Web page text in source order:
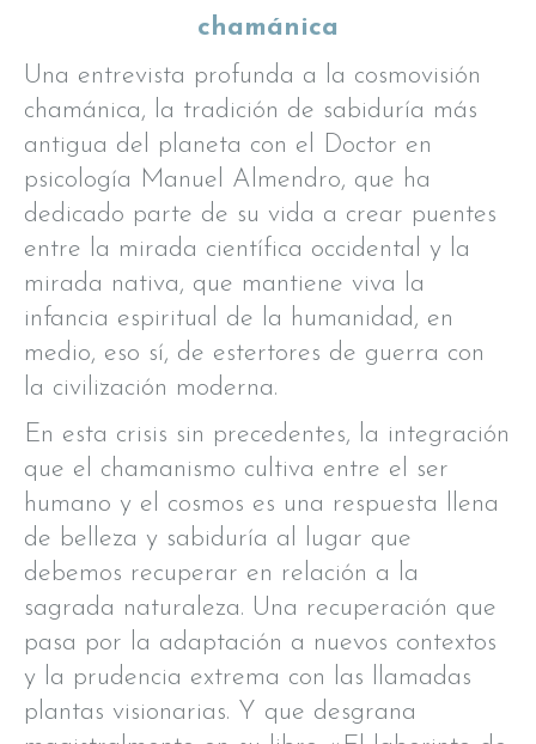
chamánica
Una entrevista profunda a la cosmovisión
chamánica, la tradición de sabiduría más
antigua del planeta con el Doctor en
psicología Manuel Almendro, que ha
dedicado parte de su vida a crear puentes
entre la mirada científica occidental y la
mirada nativa, que mantiene viva la
infancia espiritual de la humanidad, en
medio, eso sí, de estertores de guerra con
la civilización moderna.
En esta crisis sin precedentes, la integración
que el chamanismo cultiva entre el ser
humano y el cosmos es una respuesta llena
de belleza y sabiduría al lugar que
debemos recuperar en relación a la
sagrada naturaleza. Una recuperación que
pasa por la adaptación a nuevos contextos
y la prudencia extrema con las llamadas
plantas visionarias. Y que desgrana